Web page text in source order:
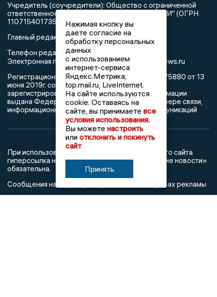
Учредитель (соучредители): Общество с ограниченной
ответственностью "РЕГИОНАЛЬНЫЕ НОВОСТИ" (ОГРН
1107154017354)
Главный редактор: Пирогов А.А.
Телефон редакции: +7 (473) 262 77 92
Электронная почта редакции:info@voronezhnews.ru
Регистрационный номер: серия Эл № ФС 77 - 75880 от 13
июня 2019г. согласно выписке из реестра
зарегистрированных средств массовой информации
выдана Федеральной службой по надзору в сфере связи,
информационных технологий и массовых коммуникаций
При использовании любого материала с данного сайта
гиперссылка на Сетевое издание «Воронежские новости»
обязательна.
Сообщения на сером фоне размещены на правах рекламы
Нажимая кнопку вы
даете согласие на
обработку персональных
данных
с использованием
интернет-сервиса
Яндекс.Метрика,
top.mail.ru, LiveInternet.
На сайте используются
cookie. Оставаясь на
сайте, вы принимаете все
условия использования.
Вы можете настроить
или отклонить и покинуть
сайт
Принять